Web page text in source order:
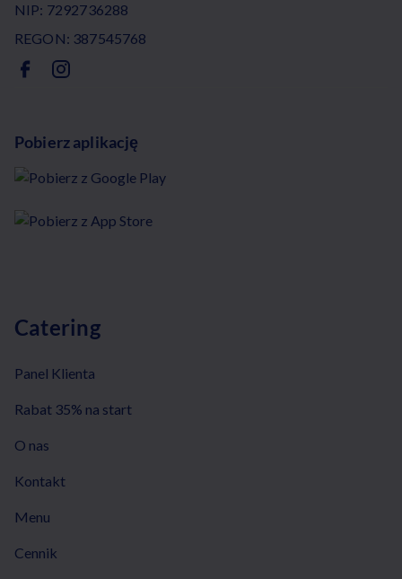
NIP: 7292736288
REGON: 387545768
Pobierz aplikację
Catering
Panel Klienta
Rabat 35% na start
O nas
Kontakt
Menu
Cennik